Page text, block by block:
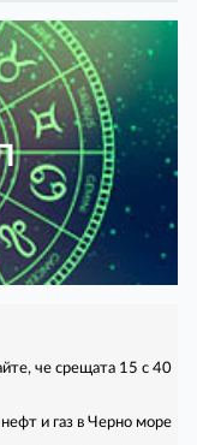
че срещата 15 с 40
и газ в Черно море